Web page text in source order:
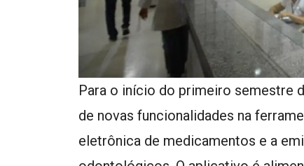
Para o início do primeiro semestre
de novas funcionalidades na
eletrônica de medicamentos e a